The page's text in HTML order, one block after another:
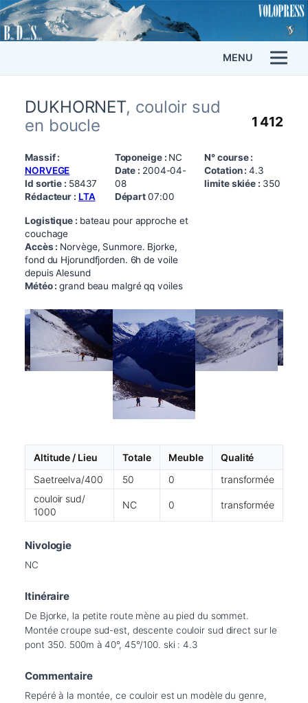
MENU
DUKHORNET, couloir sud
en boucle
1 412
Massif :
NORVEGE
Id sortie : 58437
Rédacteur : LTA
Toponeige : NC
Date : 2004-04-
08
Départ07:00
N° course :
Cotation :4.3
limite skiée : 350
Logistique : bateau pour approche et
couchage
Accès : Norvège, Sunmore. Bjorke,
fond du Hjorundfjorden. 6h de voile
depuis Alesund
Météo :grand beau malgré qq voiles
Altitude / Lieu Totale Meuble
Qualité
Saetreelva/400
50 0
transformée
couloir sud/
1000
NC 0 transformée
Nivologie
NC
Itinéraire
De Bjorke, la petite route mène au pied du sommet.
Montée croupe sud-est, descente couloir sud direct sur le
pont 350. 500m à 40°, 45°/100. ski : 4.3
Commentaire
Repéré à la montée, ce couloir est un modèle du genre,